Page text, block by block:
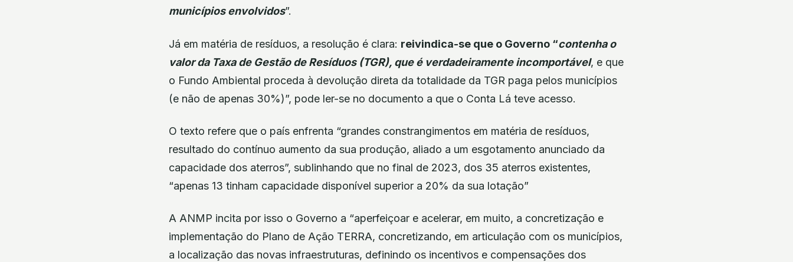
municípios envolvidos”.
Já em matéria de resíduos, a resolução é clara: reivindica-se que o Governo “contenha o
valor da Taxa de Gestão de Resíduos (TGR), que é verdadeiramente incomportável, e que
o Fundo Ambiental proceda à devolução direta da totalidade da TGR paga pelos municípios
(e não de apenas 30%)”, pode ler-se no documento a que o Conta Lá teve acesso.
O texto refere que o país enfrenta “grandes constrangimentos em matéria de resíduos,
resultado do contínuo aumento da sua produção, aliado a um esgotamento anunciado da
capacidade dos aterros”, sublinhando que no final de 2023, dos 35 aterros existentes,
“apenas 13 tinham capacidade disponível superior a 20% da sua lotação”
A ANMP incita por isso o Governo a “aperfeiçoar e acelerar, em muito, a concretização e
implementação do Plano de Ação TERRA, concretizando, em articulação com os municípios,
a localização das novas infraestruturas, definindo os incentivos e compensações dos